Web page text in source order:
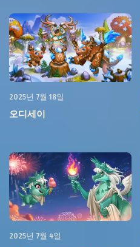
2025년 7월 18일
오디세이
2025년 7월 4일